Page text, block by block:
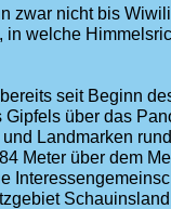
zwar nicht bis
in welche
seit Beginn
Gipfels über das
Landmarken
Meter über dem